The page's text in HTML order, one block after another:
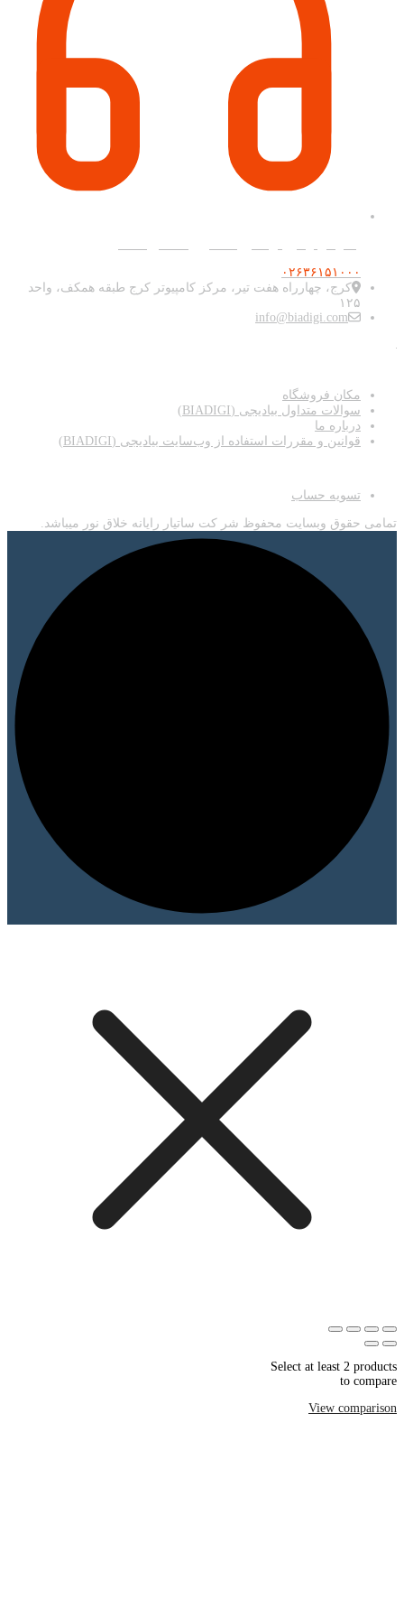
۰۲۶۳۶۱۵۱۰۰۰
کرج، چهارراه هفت تیر، مرکز کامپیوتر کرج طبقه همکف، واحد
۱۲۵
info@biadigi.com
مکان فروشگاه
سوالات متداول بیادیجی (BIADIGI)
درباره ما
قوانین و مقررات استفاده از وب‌سایت بیادیجی (BIADIGI)
تسویه حساب
تمامی حقوق وبسایت محفوظ شر کت ساتیار رایانه خلاق نور میباشد.
Select at least 2 products
to compare
View comparison